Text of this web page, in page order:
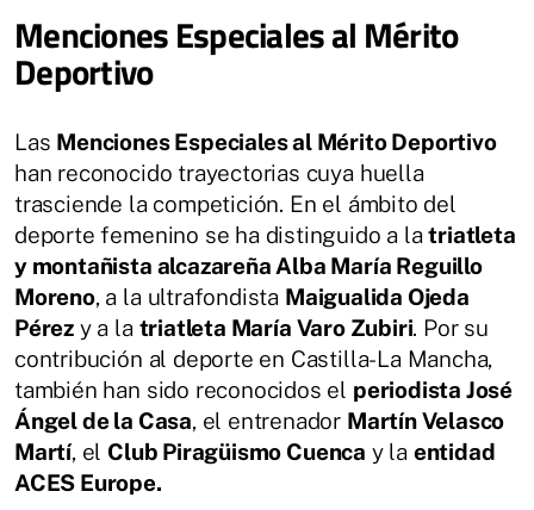
Menciones Especiales al Mérito
Deportivo
Las Menciones Especiales al Mérito Deportivo
han reconocido trayectorias cuya huella
trasciende la competición. En el ámbito del
deporte femenino se ha distinguido a latriatleta
y montañista alcazareña Alba María Reguillo
Moreno, a la ultrafondista Maigualida Ojeda
Pérez y a la triatleta María Varo Zubiri. Por su
contribución al deporte en Castilla-La Mancha,
también han sido reconocidos el periodista José
Ángel de la Casa, el entrenador Martín Velasco
Martí, el Club Piragüismo Cuenca y la entidad
ACES Europe.